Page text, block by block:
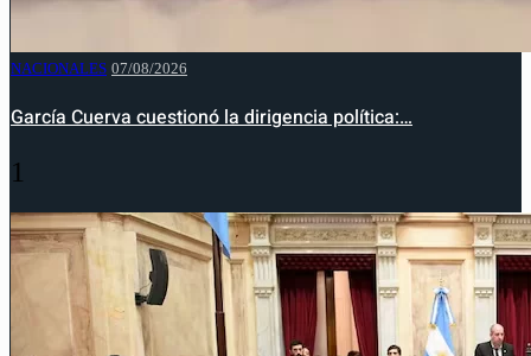
NACIONALES 07/08/2026
García Cuerva cuestionó la dirigencia política:…
1